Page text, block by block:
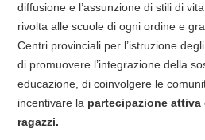
diffusione e l’assunzione di stili di
rivolta alle scuole di ogni ordine e
Centri provinciali per l’istruzione
di promuovere l’integrazione della
educazione, di coinvolgere le
incentivare la partecipazione attiva
ragazzi.